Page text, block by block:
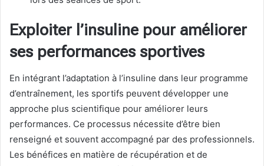
Exploiter l’insuline pour améliorer
ses performances sportives
En intégrant l’adaptation à l’insuline dans leur programme
d’entraînement, les sportifs peuvent développer une
approche plus scientifique pour améliorer leurs
performances. Ce processus nécessite d’être bien
renseigné et souvent accompagné par des professionnels.
Les bénéfices en matière de récupération et de